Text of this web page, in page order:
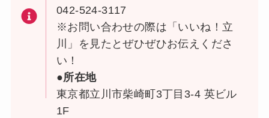
042-524-3117
※お問い合わせの際は「いいね！立
川」を見たとぜひぜひお伝えくださ
い！
●所在地
東京都立川市柴崎町3丁目3-4 英ビル
1F